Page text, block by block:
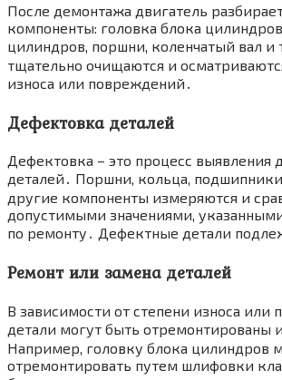
После демонтажа двигатель
компоненты: головка блока
цилиндров, поршни, коленчатый вал и
тщательно очищаются и
износа или повреждений․
Дефектовка деталей
Дефектовка – это процесс выявления
деталей․ Поршни, кольца,
другие компоненты измеряются и
допустимыми значениями,
по ремонту․ Дефектные детали
Ремонт или замена деталей
В зависимости от степени износа или
детали могут быть отремонтированы
Например, головку блока цилиндров
отремонтировать путем шлифовки